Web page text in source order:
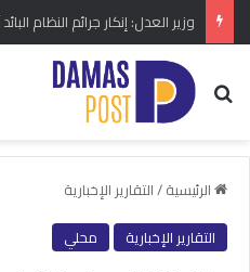
بحث عن
الرئيسية/التقارير الإخبارية
التقارير الإخبارية
محلي